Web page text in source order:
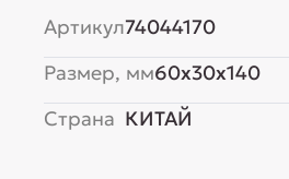
Артикул74044170
Размер, мм60x30x140
Страна КИТАЙ